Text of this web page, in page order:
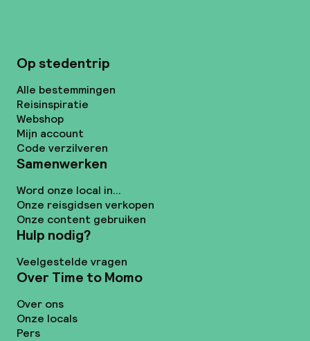
Op stedentrip
Alle bestemmingen
Reisinspiratie
Webshop
Mijn account
Code verzilveren
Samenwerken
Word onze local in...
Onze reisgidsen verkopen
Onze content gebruiken
Hulp nodig?
Veelgestelde vragen
Over Time to Momo
Over ons
Onze locals
Pers